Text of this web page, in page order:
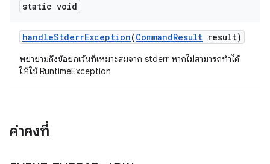
static void
handleStderrException(CommandResult result)
พยายามดึงข้อยกเว้นที่เหมาะสมจาก stderr หากไม่สามารถทำได้
ให้ใช้ RuntimeException
ค่าคงที่